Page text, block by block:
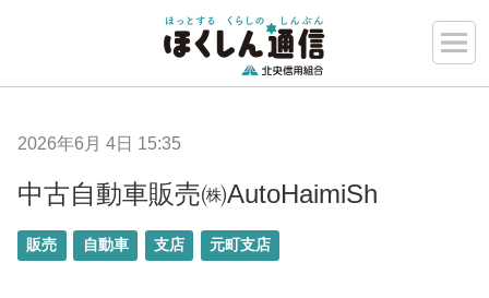
2026年6月 4日 15:35
中古自動車販売㈱AutoHaimiSh
販売 自動車 支店 元町支店